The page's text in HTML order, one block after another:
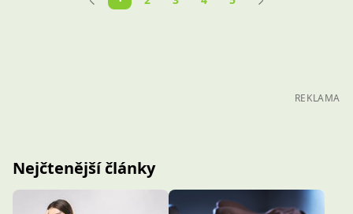
REKLAMA
Nejčtenější články